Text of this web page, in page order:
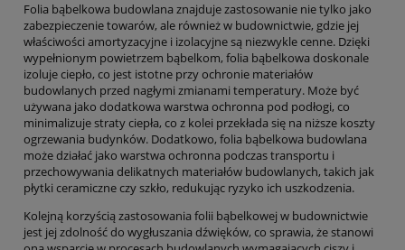
Folia bąbelkowa budowlana znajduje zastosowanie nie tylko jako
zabezpieczenie towarów, ale również w budownictwie, gdzie jej
właściwości amortyzacyjne i izolacyjne są niezwykle cenne. Dzięki
wypełnionym powietrzem bąbelkom, folia bąbelkowa doskonale
izoluje ciepło, co jest istotne przy ochronie materiałów
budowlanych przed nagłymi zmianami temperatury. Może być
używana jako dodatkowa warstwa ochronna pod podłogi, co
minimalizuje straty ciepła, co z kolei przekłada się na niższe koszty
ogrzewania budynków. Dodatkowo, folia bąbelkowa budowlana
może działać jako warstwa ochronna podczas transportu i
przechowywania delikatnych materiałów budowlanych, takich jak
płytki ceramiczne czy szkło, redukując ryzyko ich uszkodzenia.
Kolejną korzyścią zastosowania folii bąbelkowej w budownictwie
jest jej zdolność do wygłuszania dźwięków, co sprawia, że stanowi